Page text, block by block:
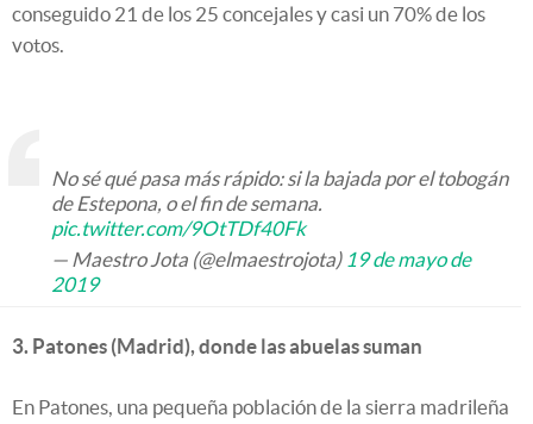
conseguido 21 de los 25 concejales y casi un 70% de los
votos.
No sé qué pasa más rápido: si la bajada por el tobogán
de Estepona, o el fin de semana.
pic.twitter.com/9OtTDf40Fk
— Maestro Jota (@elmaestrojota) 19 de mayo de
2019
3. Patones (Madrid), donde las abuelas suman
En Patones, una pequeña población de la sierra madrileña